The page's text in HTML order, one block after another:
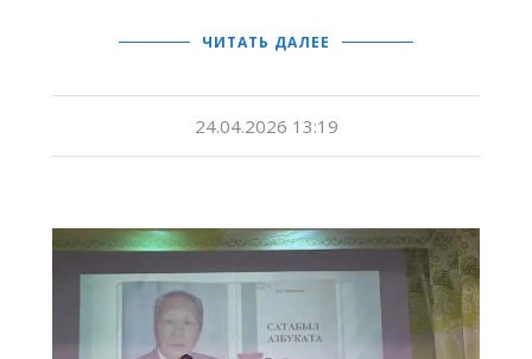
ЧИТАТЬ ДАЛЕЕ
24.04.2026 13:19